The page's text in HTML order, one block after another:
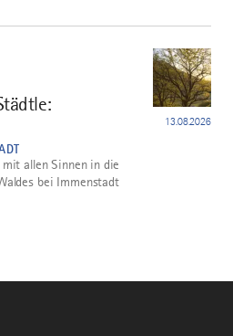
13.08.2026
allen Sinnen in die
bei Immenstadt